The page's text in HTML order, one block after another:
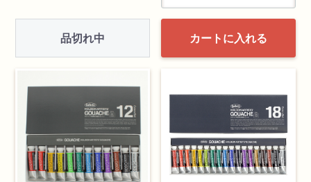
品切れ中 カートに入れる
不透明水彩絵具